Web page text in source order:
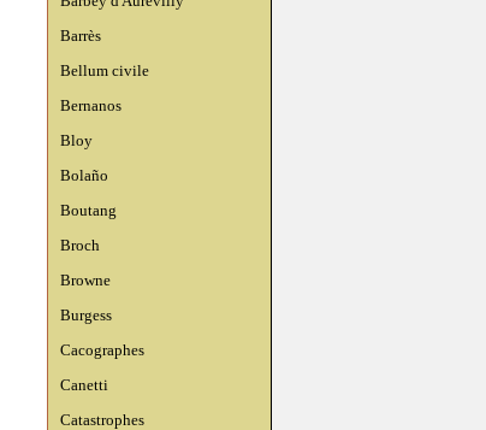
Barrès
Bellum civile
Bernanos
Bloy
Bolaño
Boutang
Broch
Browne
Burgess
Cacographes
Canetti
Catastrophes